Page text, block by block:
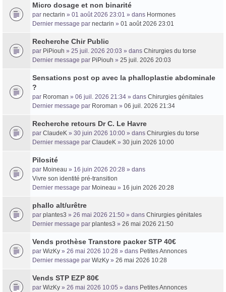
Micro dosage et non binarité
par nectarin » 01 août 2026 23:01 » dans Hormones
Dernier message par nectarin » 01 août 2026 23:01
Recherche Chir Public
par PiPiouh » 25 juil. 2026 20:03 » dans Chirurgies du torse
Dernier message par PiPiouh » 25 juil. 2026 20:03
Sensations post op avec la phalloplastie abdominale
?
par Roroman » 06 juil. 2026 21:34 » dans Chirurgies génitales
Dernier message par Roroman » 06 juil. 2026 21:34
Recherche retours Dr C. Le Havre
par ClaudeK » 30 juin 2026 10:00 » dans Chirurgies du torse
Dernier message par ClaudeK » 30 juin 2026 10:00
Pilosité
par Moineau » 16 juin 2026 20:28 » dans
Vivre son identité pré-transition
Dernier message par Moineau » 16 juin 2026 20:28
phallo alt/urêtre
par plantes3 » 26 mai 2026 21:50 » dans Chirurgies génitales
Dernier message par plantes3 » 26 mai 2026 21:50
Vends prothèse Transtore packer STP 40€
par WizKy » 26 mai 2026 10:28 » dans Petites Annonces
Dernier message par WizKy » 26 mai 2026 10:28
Vends STP EZP 80€
par WizKy » 26 mai 2026 10:05 » dans Petites Annonces